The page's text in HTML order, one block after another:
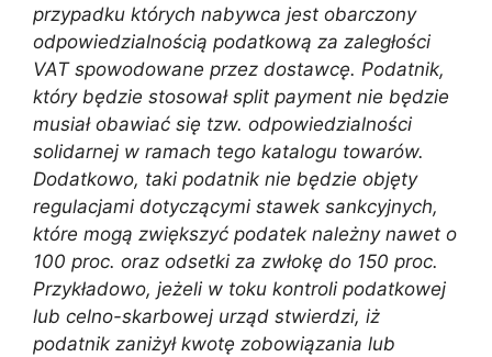
przypadku których nabywca jest obarczony
odpowiedzialnością podatkową za zaległości
VAT spowodowane przez dostawcę. Podatnik,
który będzie stosował split payment nie będzie
musiał obawiać się tzw. odpowiedzialności
solidarnej w ramach tego katalogu towarów.
Dodatkowo, taki podatnik nie będzie objęty
regulacjami dotyczącymi stawek sankcyjnych,
które mogą zwiększyć podatek należny nawet o
100 proc. oraz odsetki za zwłokę do 150 proc.
Przykładowo, jeżeli w toku kontroli podatkowej
lub celno-skarbowej urząd stwierdzi, iż
podatnik zaniżył kwotę zobowiązania lub